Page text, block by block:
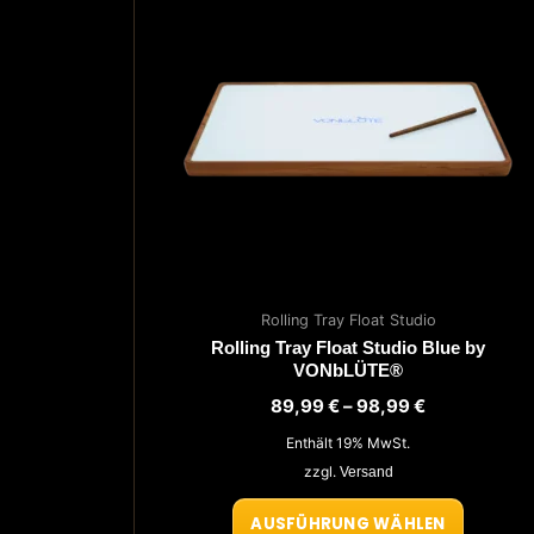
Rolling Tray Float Studio
Rolling Tray Float Studio Blue by
VONbLÜTE®
89,99€–98,99€Preisspanne:
Enthält 19% MwSt.
zzgl. Versand
AUSFÜHRUNG WÄHLEN
Die
Optionen
können